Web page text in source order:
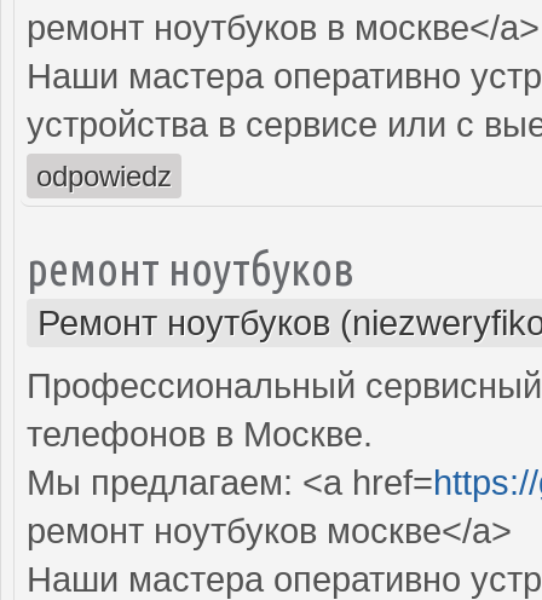
ремонт ноутбуков в москве</a>
Наши мастера оперативно
устройства в сервисе или с
odpowiedz
ремонт ноутбуков
Ремонт ноутбуков
Профессиональный
телефонов в Москве.
Мы предлагаем: <a href=
ремонт ноутбуков москве</a>
Наши мастера оперативно